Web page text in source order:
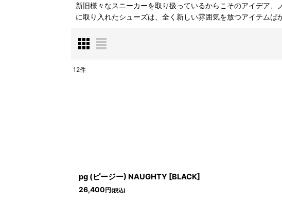
新旧様々なスニーカーを取り扱っているからこそのアイデア
に取り入れたシューズは、全く新しい雰囲気を放つアイテムば
12件
pg (ピージー) NAUGHTY [BLACK]
26,400円(税込)